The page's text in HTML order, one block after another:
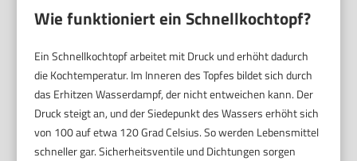
Wie funktioniert ein Schnellkochtopf?
Ein Schnellkochtopf arbeitet mit Druck und erhöht dadurch
die Kochtemperatur. Im Inneren des Topfes bildet sich durch
das Erhitzen Wasserdampf, der nicht entweichen kann. Der
Druck steigt an, und der Siedepunkt des Wassers erhöht sich
von 100 auf etwa 120 Grad Celsius. So werden Lebensmittel
schneller gar. Sicherheitsventile und Dichtungen sorgen